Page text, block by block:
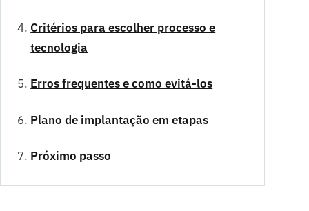
Critérios para escolher processo e
tecnologia
Erros frequentes e como evitá-los
Plano de implantação em etapas
Próximo passo